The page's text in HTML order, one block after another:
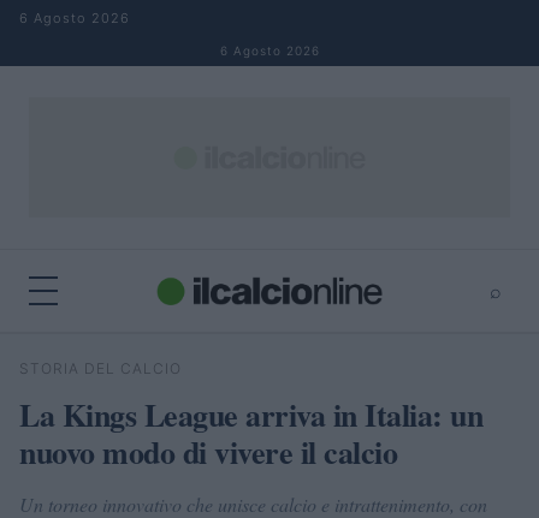
Salta al contenuto
6 Agosto 2026
6 Agosto 2026
⌕
Cerca
STORIA DEL CALCIO
La Kings League arriva in Italia: un
nuovo modo di vivere il calcio
Un torneo innovativo che unisce calcio e intrattenimento, con